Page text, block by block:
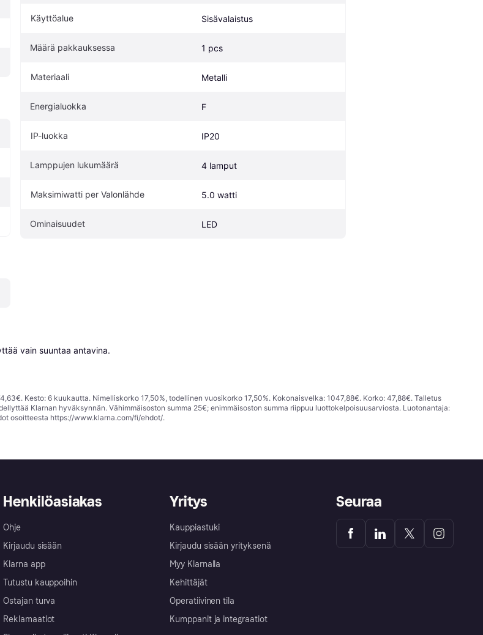
Käyttöalue Sisävalaistus
Määrä pakkauksessa 1 pcs
Materiaali Metalli
Energialuokka F
IP-luokka IP20
Lamppujen lukumäärä 4 lamput
Maksimiwatti per Valonlähde 5.0 watti
Ominaisuudet LED
vain suuntaa antavina.
Kesto: 6 kuukautta. Nimelliskorko 17,50%, todellinen vuosikorko 17,50%. Kokonaisvelka: 1047,88€. Korko: 47,88€. Talletus
Klarnan hyväksynnän. Vähimmäisoston summa 25€; enimmäisoston summa riippuu luottokelpoisuusarviosta. Luotonantaja:
osoitteesta https://www.klarna.com/fi/ehdot/.
Henkilöasiakas
Ohje
Kirjaudu sisään
Klarna app
Tutustu kauppoihin
Ostajan turva
Reklamaatiot
Yritys
Kauppiastuki
Kirjaudu sisään yrityksenä
Myy Klarnalla
Kehittäjät
Operatiivinen tila
Kumppanit ja integraatiot
Seuraa